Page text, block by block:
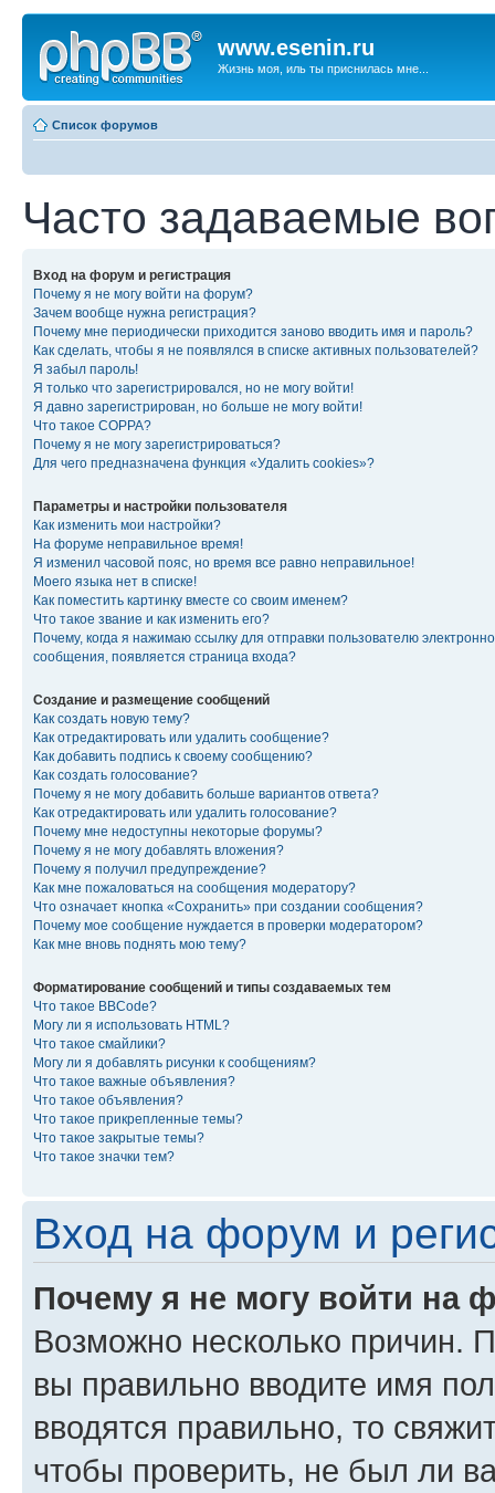
www.esenin.ru
Жизнь моя, иль ты приснилась мне...
Список форумов
Часто задаваемые
Вход на форум и регистрация
Почему я не могу войти на форум?
Зачем вообще нужна регистрация?
Почему мне периодически приходится заново вводить имя и пароль?
Как сделать, чтобы я не появлялся в списке активных пользователей?
Я забыл пароль!
Я только что зарегистрировался, но не могу войти!
Я давно зарегистрирован, но больше не могу войти!
Что такое COPPA?
Почему я не могу зарегистрироваться?
Для чего предназначена функция «Удалить cookies»?
Параметры и настройки пользователя
Как изменить мои настройки?
На форуме неправильное время!
Я изменил часовой пояс, но время все равно неправильное!
Моего языка нет в списке!
Как поместить картинку вместе со своим именем?
Что такое звание и как изменить его?
Почему, когда я нажимаю ссылку для отправки пользователю
сообщения, появляется страница входа?
Создание и размещение сообщений
Как создать новую тему?
Как отредактировать или удалить сообщение?
Как добавить подпись к своему сообщению?
Как создать голосование?
Почему я не могу добавить больше вариантов ответа?
Как отредактировать или удалить голосование?
Почему мне недоступны некоторые форумы?
Почему я не могу добавлять вложения?
Почему я получил предупреждение?
Как мне пожаловаться на сообщения модератору?
Что означает кнопка «Сохранить» при создании сообщения?
Почему мое сообщение нуждается в проверки модератором?
Как мне вновь поднять мою тему?
Форматирование сообщений и типы создаваемых тем
Что такое BBCode?
Могу ли я использовать HTML?
Что такое смайлики?
Могу ли я добавлять рисунки к сообщениям?
Что такое важные объявления?
Что такое объявления?
Что такое прикрепленные темы?
Что такое закрытые темы?
Что такое значки тем?
Вход на форум и
Почему я не могу войти на
Возможно несколько причин.
вы правильно вводите имя
вводятся правильно, то
чтобы проверить, не был ли